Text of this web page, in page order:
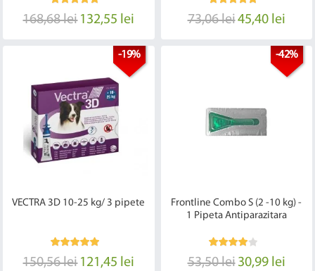
168,68 lei 132,55 lei 73,06 lei45,40 lei
-19%
VECTRA 3D 10-25 kg/ 3 pipete
150,56 lei 121,45 lei
-42%
Frontline Combo S (2 -10 kg) -
1 Pipeta Antiparazitara
53,50 lei 30,99 lei